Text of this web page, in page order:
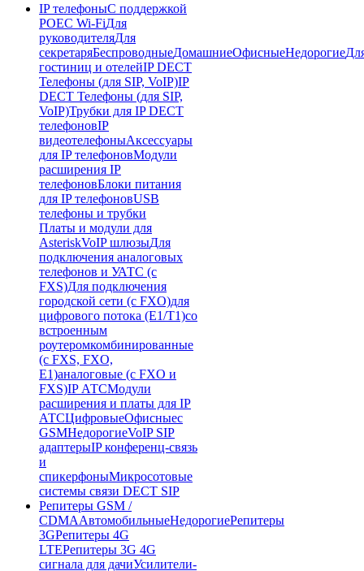
IP телефоныС поддержкой
POEC Wi-FiДля
руководителяДля
секретаряБеспроводныеДомашниеОфисныеНедорогие
гостиниц и отелейIP DECT
Телефоны (для SIP, VoIP)IP
DECT Телефоны (для SIP,
VoIP)Трубки для IP DECT
телефоновIP
видеотелефоныАксессуары
для IP телефоновМодули
расширения IP
телефоновБлоки питания
для IP телефоновUSB
телефоны и трубки
Платы и модули для
AsteriskVoIP шлюзыДля
подключения аналоговых
телефонов и УАТС (с
FXS)Для подключения
городской сети (с FXO)для
цифрового потока (E1/T1)со
встроенным
роутеромкомбинированные
(c FXS, FXO,
E1)аналоговые (с FXO и
FXS)IP АТСМодули
расширения и платы для IP
АТСЦифровыеОфисныес
GSMНедорогиеVoIP SIP
адаптерыIP конференц-связь
и
спикерфоныМикросотовые
системы связи DECT SIP
Репитеры GSM /
CDMAАвтомобильныеНедорогиеРепитеры
3GРепитеры 4G
LTEРепитеры 3G 4G
сигнала для дачиУсилители-